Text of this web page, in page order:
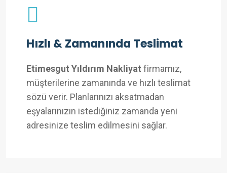
Hızlı & Zamanında Teslimat
Etimesgut Yıldırım Nakliyat firmamız,
müşterilerine zamanında ve hızlı teslimat
sözü verir. Planlarınızı aksatmadan
eşyalarınızın istediğiniz zamanda yeni
adresinize teslim edilmesini sağlar.